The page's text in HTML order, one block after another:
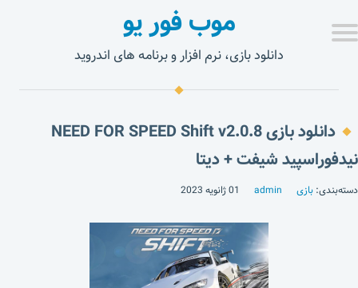
موب فور یو
دانلود بازی، نرم افزار و برنامه های اندروید
دانلود بازی NEED FOR SPEED Shift v2.0.8
نیدفوراسپید شیفت + دیتا
دسته‌بندی: بازی admin 01 ژانویه 2023